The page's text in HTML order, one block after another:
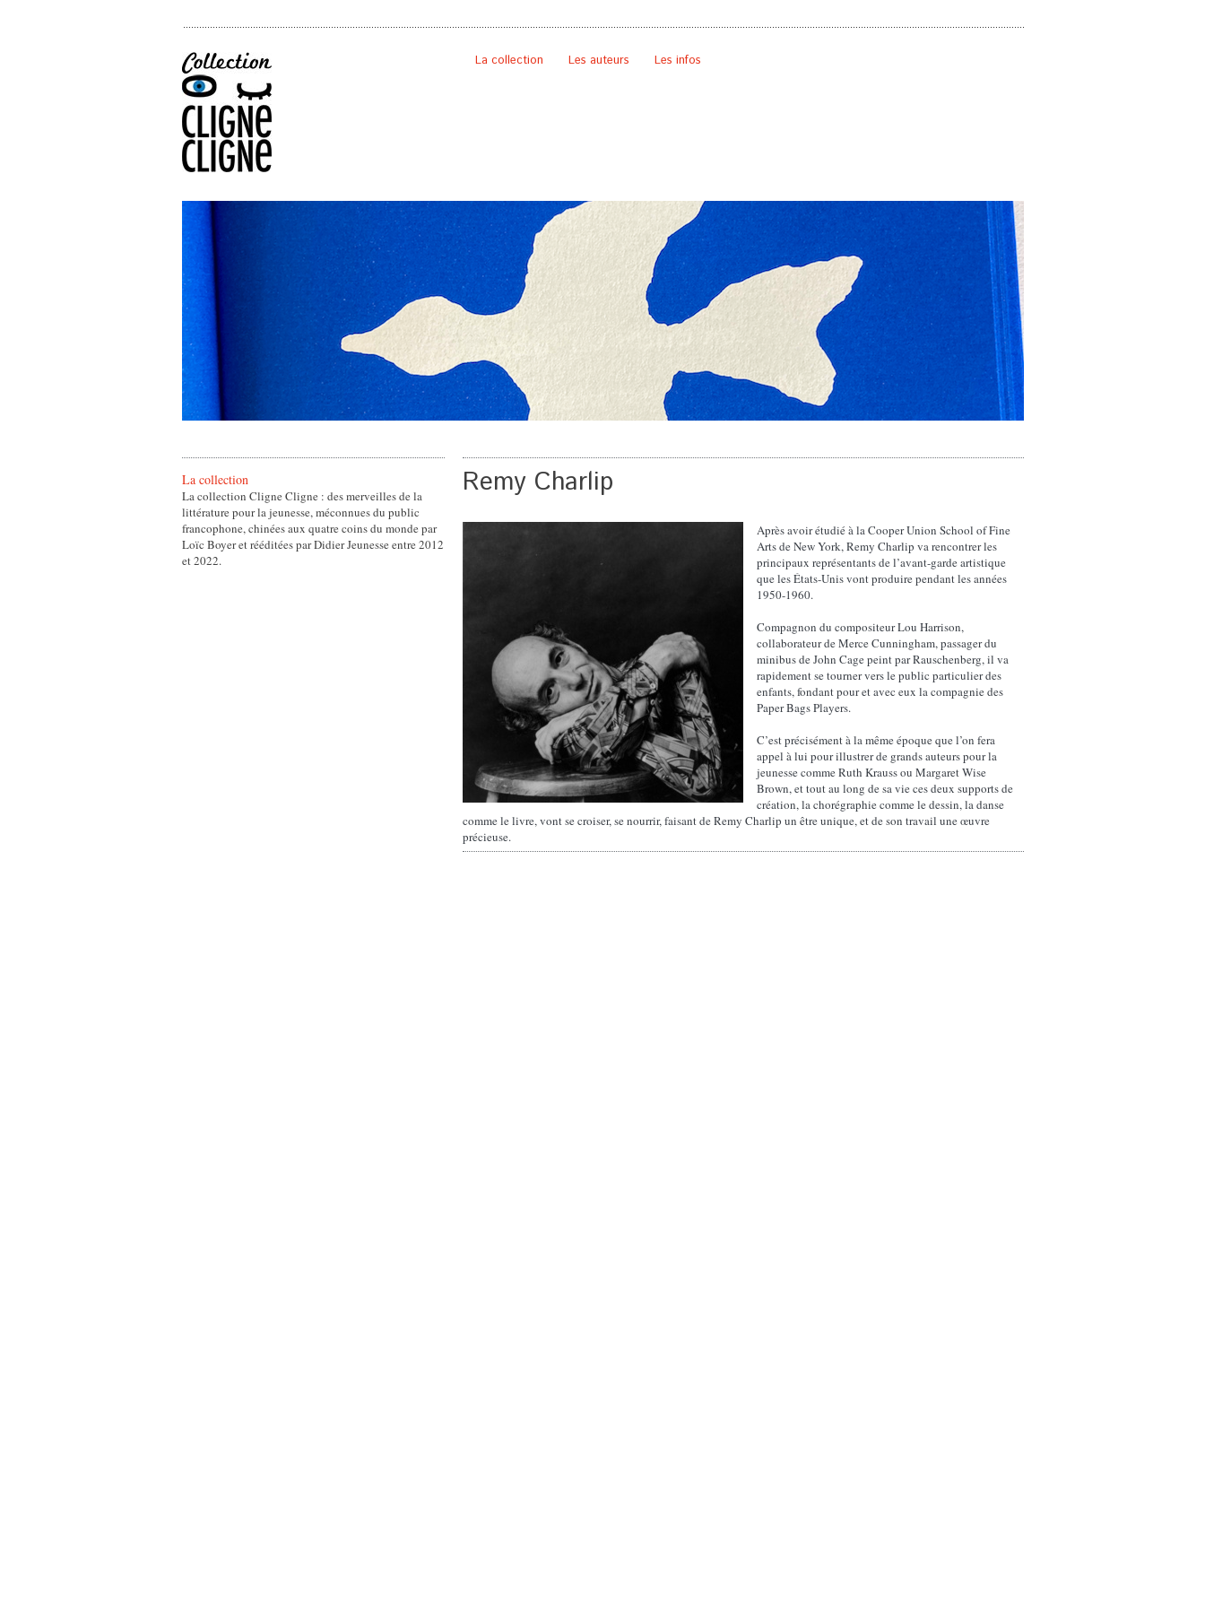
La collection Les auteurs Les infos
La collection
La collection Cligne Cligne : des merveilles de la
littérature pour la jeunesse, méconnues du public
francophone, chinées aux quatre coins du monde par
Loïc Boyer et rééditées par Didier Jeunesse entre 2012
et 2022.
Remy Charlip
Après avoir étudié à la Cooper Union School of Fine
Arts de New York, Remy Charlip va rencontrer les
principaux représentants de l’avant-garde artistique
que les États-Unis vont produire pendant les années
1950-1960.
Compagnon du compositeur Lou Harrison,
collaborateur de Merce Cunningham, passager du
minibus de John Cage peint par Rauschenberg, il va
rapidement se tourner vers le public particulier des
enfants, fondant pour et avec eux la compagnie des
Paper Bags Players.
C’est précisément à la même époque que l’on fera
appel à lui pour illustrer de grands auteurs pour la
jeunesse comme Ruth Krauss ou Margaret Wise
Brown, et tout au long de sa vie ces deux supports de
création, la chorégraphie comme le dessin, la danse
comme le livre, vont se croiser, se nourrir, faisant de Remy Charlip un être unique, et de son travail une œuvre
précieuse.